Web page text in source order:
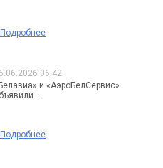
Подробнее
06:42
и «АэроБелСервис»
Подробнее